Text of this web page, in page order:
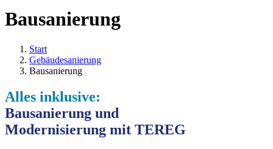
Bausanierung
Start
Gebäudesanierung
Bausanierung
Alles inklusive:
Bausanierung und
Modernisierung mit TEREG